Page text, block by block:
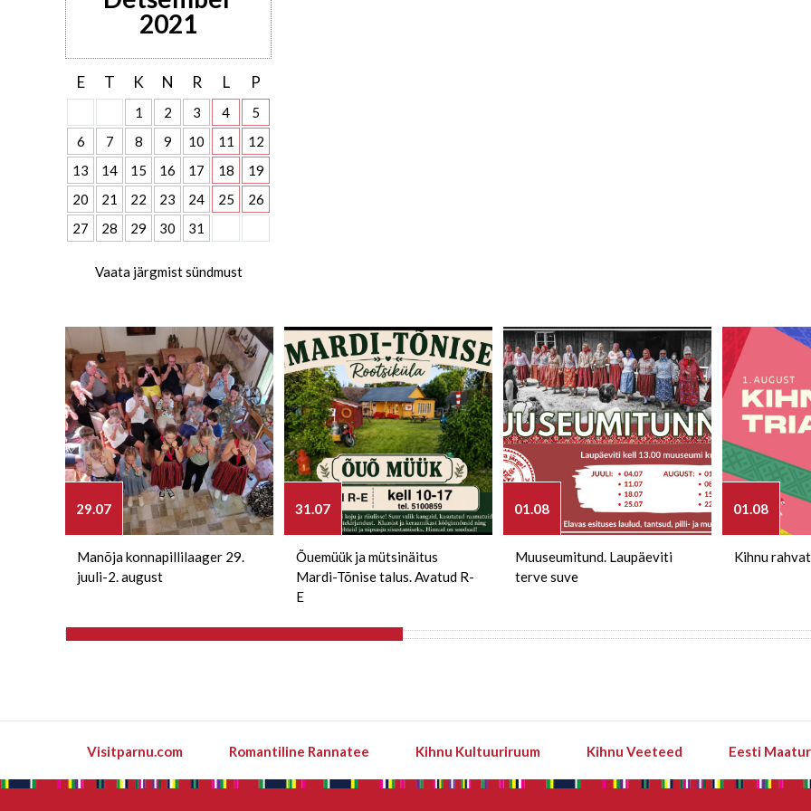
2021
E T K N R L P
1 2 3 4
5
6
7 8 9 10 11
12
13
14 15 16 17 18
19
20
21 22 23 24 25
26
27
28 29 30 31
Vaata järgmist sündmust
29.07
Manõja konnapillilaager 29.
juuli-2. august
31.07
Õuemüük ja mütsinäitus
Mardi-Tõnise talus. Avatud R-
E
01.08
Muuseumitund. Laupäeviti
terve suve
01.08
Kihnu
Visitparnu.com Romantiline Rannatee Kihnu Kultuuriruum Kihnu Veeteed Eesti